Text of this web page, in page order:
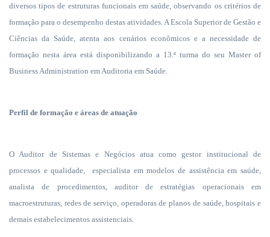
diversos tipos de estruturas funcionais em saúde, observando os critérios de
formação para o desempenho destas atividades. A Escola Superior de Gestão e
Ciências da Saúde, atenta aos cenários econômicos e a necessidade de
formação nesta área está disponibilizando a 13.ª turma do seu Master of
Business Administration em Auditoria em Saúde.
Perfil de formação e áreas de atuação
O Auditor de Sistemas e Negócios atua como gestor institucional de
processos e qualidade,
especialista em modelos de assistência em saúde,
analista de procedimentos, auditor de estratégias operacionais em
macroestruturas, redes de serviço, operadoras de planos de saúde, hospitais e
demais estabelecimentos assistenciais.